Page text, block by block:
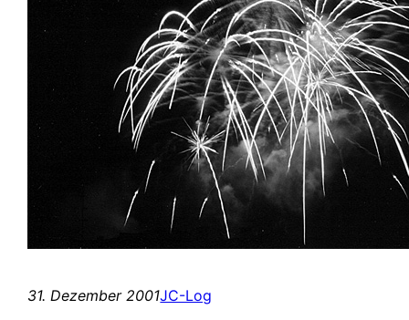
31. Dezember 2001JC-Log